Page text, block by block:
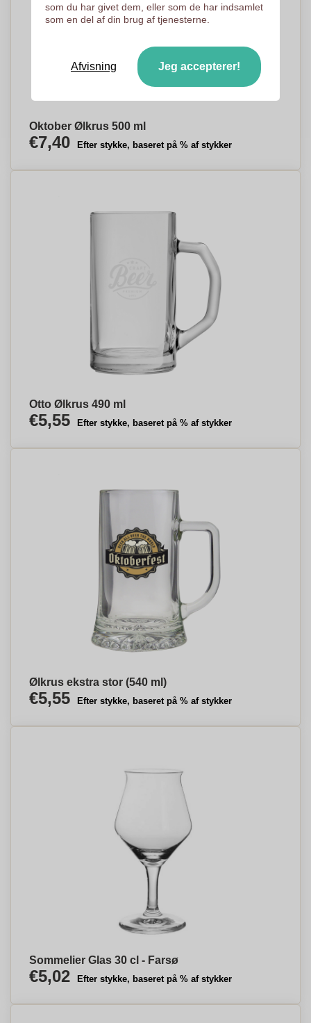
Oktober Ølkrus 500 ml
€7,40 Efter stykke, baseret på % af stykker
Otto Ølkrus 490 ml
€5,55 Efter stykke, baseret på % af stykker
Ølkrus ekstra stor (540 ml)
€5,55 Efter stykke, baseret på % af stykker
Sommelier Glas 30 cl - Farsø
€5,02 Efter stykke, baseret på % af stykker
som du har givet dem, eller som de har indsamlet
som en del af din brug af tjenesterne.
Afvisning Jeg accepterer!